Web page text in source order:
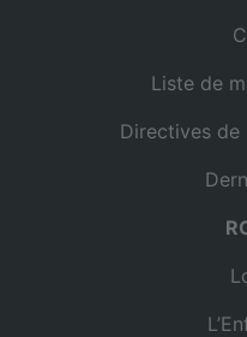
Liste de
Directives de